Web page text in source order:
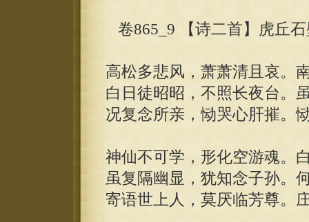
卷865_9 【诗二首】虎丘
高松多悲风，萧萧清且哀。
白日徒昭昭，不照长夜台。
况复念所亲，恸哭心肝摧。
神仙不可学，形化空游魂。
虽复隔幽显，犹知念子孙。
寄语世上人，莫厌临芳尊。